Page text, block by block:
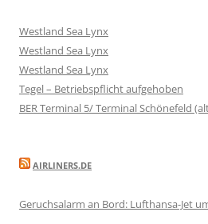
Westland Sea Lynx
Westland Sea Lynx
Westland Sea Lynx
Tegel – Betriebspflicht aufgehoben
BER Terminal 5/ Terminal Schönefeld
AIRLINERS.DE
Geruchsalarm an Bord: Lufthansa-Jet